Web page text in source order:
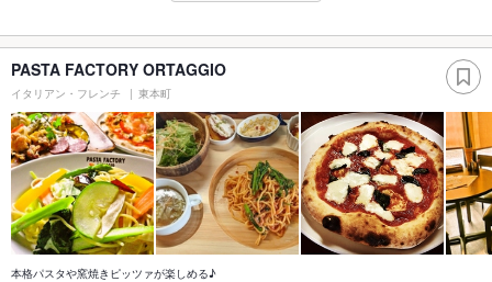
PASTA FACTORY ORTAGGIO
イタリアン・フレンチ 東本町
本格パスタや窯焼きピッツァが楽しめる♪